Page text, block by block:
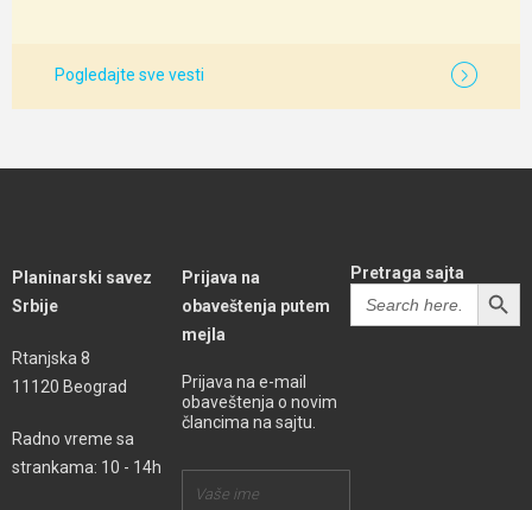
Pogledajte sve vesti
Planinarski savez
Srbije
Rtanjska 8
11120 Beograd
Radno vreme sa
strankama: 10 - 14h
Prijava na
obaveštenja putem
mejla
Prijava na e-mail
obaveštenja o novim
člancima na sajtu.
Pretraga sajta
Search
for:
SEARCH